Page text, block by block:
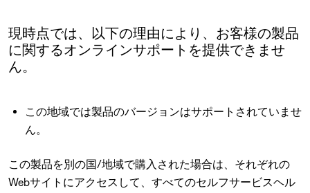
現時点では、以下の理由により、お客様の製品
に関するオンラインサポートを提供できませ
ん。
この地域では製品のバージョンはサポートされていませ
ん。
この製品を別の国/地域で購入された場合は、それぞれの
Webサイトにアクセスして、すべてのセルフサービスヘル